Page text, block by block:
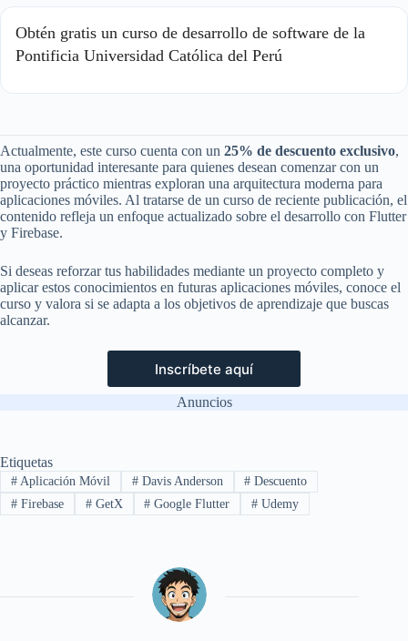
Obtén gratis un curso de desarrollo de software de la
Pontificia Universidad Católica del Perú
Actualmente, este curso cuenta con un 25% de descuento exclusivo,
una oportunidad interesante para quienes desean comenzar con un
proyecto práctico mientras exploran una arquitectura moderna para
aplicaciones móviles. Al tratarse de un curso de reciente publicación, el
contenido refleja un enfoque actualizado sobre el desarrollo con Flutter
y Firebase.
Si deseas reforzar tus habilidades mediante un proyecto completo y
aplicar estos conocimientos en futuras aplicaciones móviles, conoce el
curso y valora si se adapta a los objetivos de aprendizaje que buscas
alcanzar.
Inscríbete aquí
Anuncios
Etiquetas
#Aplicación Móvil #Davis Anderson # Descuento
#Firebase #GetX # Google Flutter # Udemy